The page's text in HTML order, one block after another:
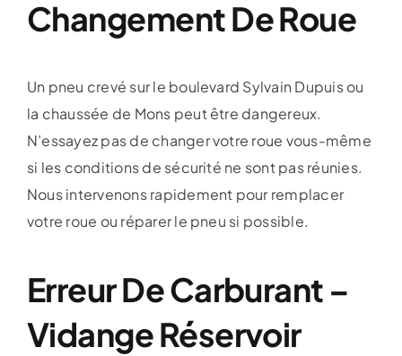
Changement De Roue
Un pneu crevé sur le boulevard Sylvain Dupuis ou
la chaussée de Mons peut être dangereux.
N’essayez pas de changer votre roue vous-même
si les conditions de sécurité ne sont pas réunies.
Nous intervenons rapidement pour remplacer
votre roue ou réparer le pneu si possible.
Erreur De Carburant –
Vidange Réservoir